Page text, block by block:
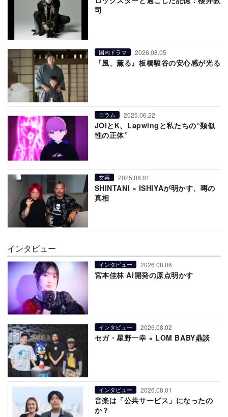
司
国内ドラマ 2026.08.05
『風、薫る』板橋駿谷の安心感が光る
コラム 2025.06.22
JOIとK、Lapwingと私たちの“類似
性の正体”
文芸 2025.08.01
SHINTANI × ISHIYAが明かす、噂の
真相
インタビュー
インタビュー 2026.08.06
宮本佳林 AI開発の原点明かす
インタビュー 2026.08.02
セガ・星野一幸 × LOM BABY鼎談
インタビュー 2026.08.01
音楽は「公共サービス」になったの
か？